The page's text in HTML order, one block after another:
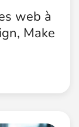
web à
Make